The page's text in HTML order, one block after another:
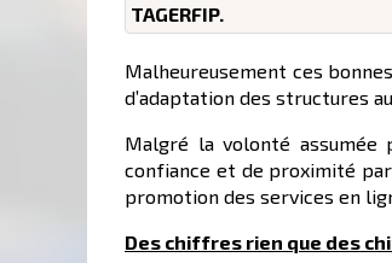
TAGERFIP.
Malheureusement ces
d’adaptation des structures
Malgré la volonté assumée
confiance et de proximité
promotion des services en
Des chiffres rien que des